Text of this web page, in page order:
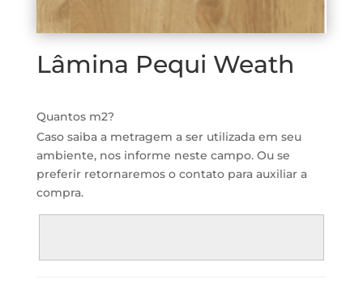
Lâmina Pequi Weath
Quantos m2?
Caso saiba a metragem a ser utilizada em seu
ambiente, nos informe neste campo. Ou se
preferir retornaremos o contato para auxiliar a
compra.